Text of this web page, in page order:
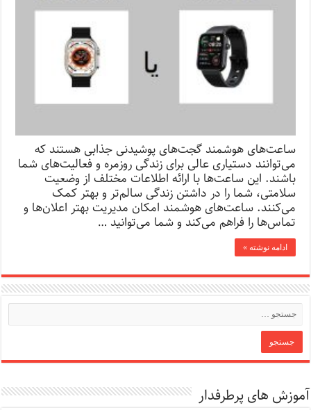
ساعت‌های هوشمند گجت‌های پوشیدنی جذابی هستند که
می‌توانند دستیاری عالی برای زندگی روزمره و فعالیت‌های شما
باشند. این ساعت‌ها با ارائه اطلاعات مختلف از وضعیت
سلامتی، شما را در داشتن زندگی سالم‌تر و بهتر کمک
می‌کنند. ساعت‌های هوشمند امکان مدیریت بهتر اعلان‌ها و
تماس‌ها را فراهم می‌کند و شما می‌توانید …
ادامه نوشته »
آموزش های پرطرفدار